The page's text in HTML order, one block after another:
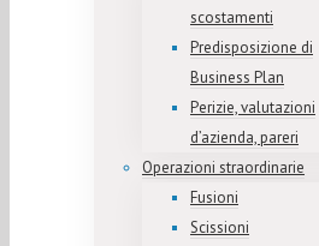
scostamenti
Predisposizione di
Business Plan
Perizie, valutazioni
d’azienda, pareri
Operazioni straordinarie
Fusioni
Scissioni